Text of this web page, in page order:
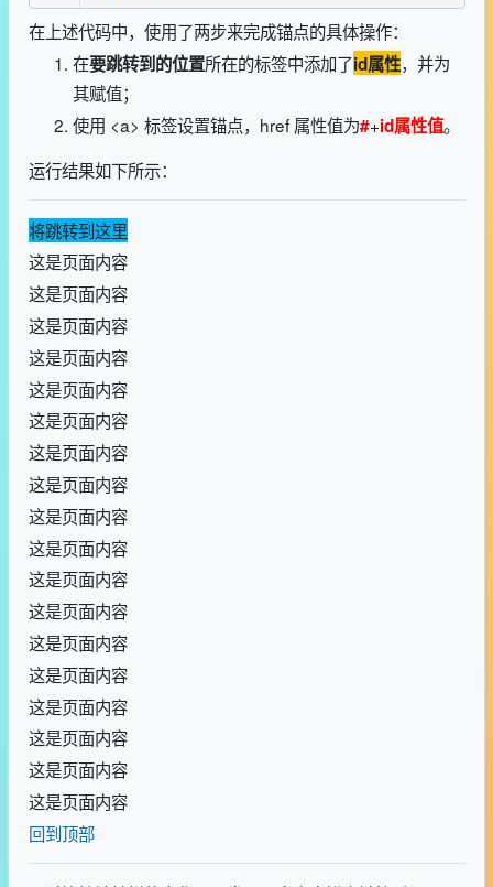
在上述代码中，使用了两步来完成锚点的具体操作：
在要跳转到的位置所在的标签中添加了id属性，并为
其赋值；
使用 <a> 标签设置锚点，href 属性值为#+id属性值。
运行结果如下所示：
将跳转到这里
这是页面内容
这是页面内容
这是页面内容
这是页面内容
这是页面内容
这是页面内容
这是页面内容
这是页面内容
这是页面内容
这是页面内容
这是页面内容
这是页面内容
这是页面内容
这是页面内容
这是页面内容
这是页面内容
这是页面内容
这是页面内容
回到顶部